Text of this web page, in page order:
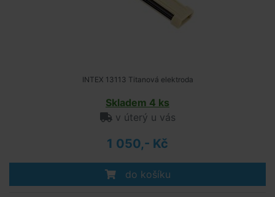
INTEX 13113 Titanová elektroda
Skladem 4 ks
v úterý u vás
1 050,- Kč
do košíku